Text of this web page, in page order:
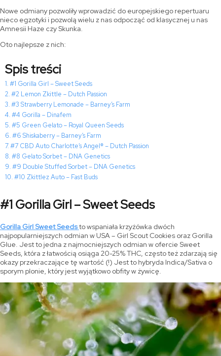
Nowe odmiany pozwoliły wprowadzić do europejskiego repertuaru
nieco egzotyki i pozwolą wielu z nas odpocząć od klasycznej u nas
Amnesii Haze czy Skunka.
Oto najlepsze z nich:
Spis treści
#1 Gorilla Girl – Sweet Seeds
#2 Lemon Zkittle – Dutch Passion
#3 Strawberry Lemonade – Barney’s Farm
#4 Gorilla – Dinafem
#5 Green Gelato – Royal Queen Seeds
#6 Shiskaberry – Barney’s Farm
#7 CBD Auto Charlotte’s Angel® – Dutch Passion
#8 Gelato Sorbet – DNA Genetics
#9 Double Stuffed Sorbet – DNA Genetics
#10 Zkittlez Auto – Fast Buds
#1 Gorilla Girl – Sweet Seeds
Gorilla GirlSweetSeedsto wspaniała krzyżówka dwóch
najpopularniejszych odmian w USA – Girl Scout Cookies oraz Gorilla
Glue. Jest to jedna z najmocniejszych odmian w ofercie Sweet
Seeds, która z łatwością osiąga 20-25% THC, często też zdarzają się
okazy przekraczające tę wartość (!) Jest to hybryda Indica/Sativa o
sporym plonie, który jest wyjątkowo obfity w żywicę.